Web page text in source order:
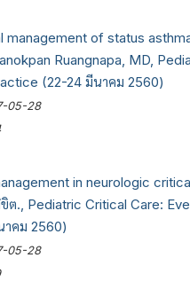
management of status
Ruangnapa, MD,
(22-24 มีนาคม 2560)
05-28
in neurologic
ต., Pediatric Critical Care:
คม 2560)
05-28